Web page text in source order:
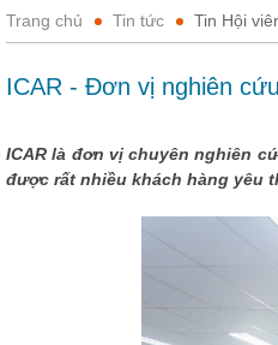
Trang chủ Tin tức Tin Hội
ICAR - Đơn vị nghiên
ICAR là đơn vị chuyên nghiên
được rất nhiều khách hàng yêu